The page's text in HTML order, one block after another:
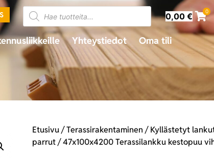
0,00€ 0
Yhteystiedot Oma tili
Etusivu/Terassirakentaminen /Kyllästetyt
parrut/ 47x100x4200 Terassilankku kestopuu